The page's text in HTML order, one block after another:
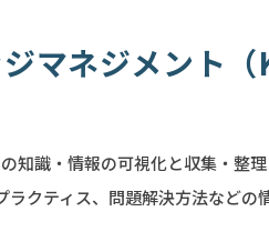
マネジメント
知識・情報の可視化と収集・整
ラクティス、問題解決方法など